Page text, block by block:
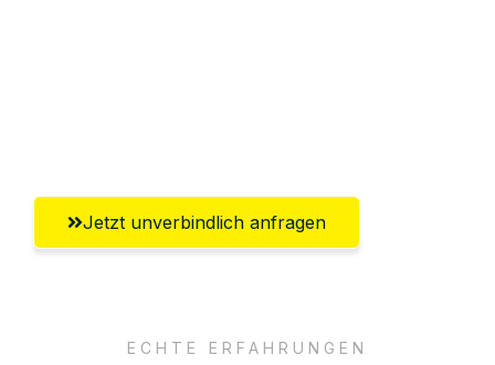
Jetzt unverbindlich anfragen
ECHTE ERFAHRUNGEN